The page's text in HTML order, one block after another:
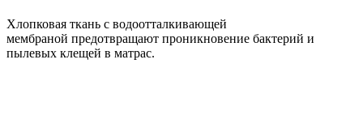
Хлопковая ткань с водоотталкивающей
мембраной предотвращают проникновение бактерий и
пылевых клещей в матрас.